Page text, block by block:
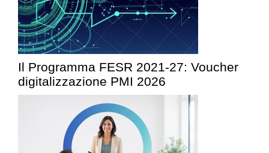
Il Programma FESR 2021-27: Voucher
digitalizzazione PMI 2026